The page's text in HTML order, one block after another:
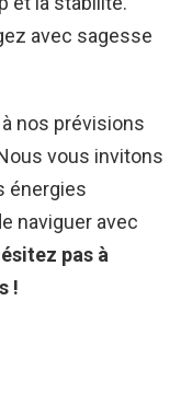
avec sagesse
nos prévisions
vous invitons
énergies
naviguer avec
pas à
!